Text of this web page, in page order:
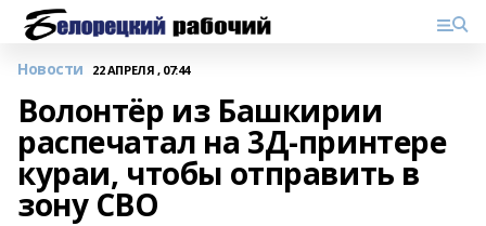
Новости 22 АПРЕЛЯ , 07:44
Волонтёр из Башкирии
распечатал на 3Д-принтере
кураи, чтобы отправить в
зону СВО